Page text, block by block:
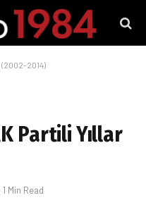
(2002-2014)
Partili Yıllar
1 Min Read